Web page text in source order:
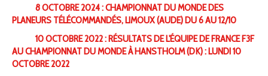
8 OCTOBRE 2024 : CHAMPIONNAT DU MONDE DES
PLANEURS TÉLÉCOMMANDÉS, LIMOUX (AUDE) DU 6 AU 12/10
10 OCTOBRE 2022 : RÉSULTATS DE L'ÉQUIPE DE FRANCE F3F
AU CHAMPIONNAT DU MONDE À HANSTHOLM (DK) : LUNDI 10
OCTOBRE 2022